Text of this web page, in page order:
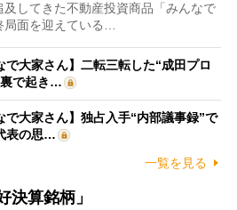
してきた不動産投資商品「みんなで
面を迎えている…
で大家さん】二転三転した“成田プロ
裏で起き…
で大家さん】独占入手“内部議事録”で
表の思…
一覧を見る
決算銘柄」